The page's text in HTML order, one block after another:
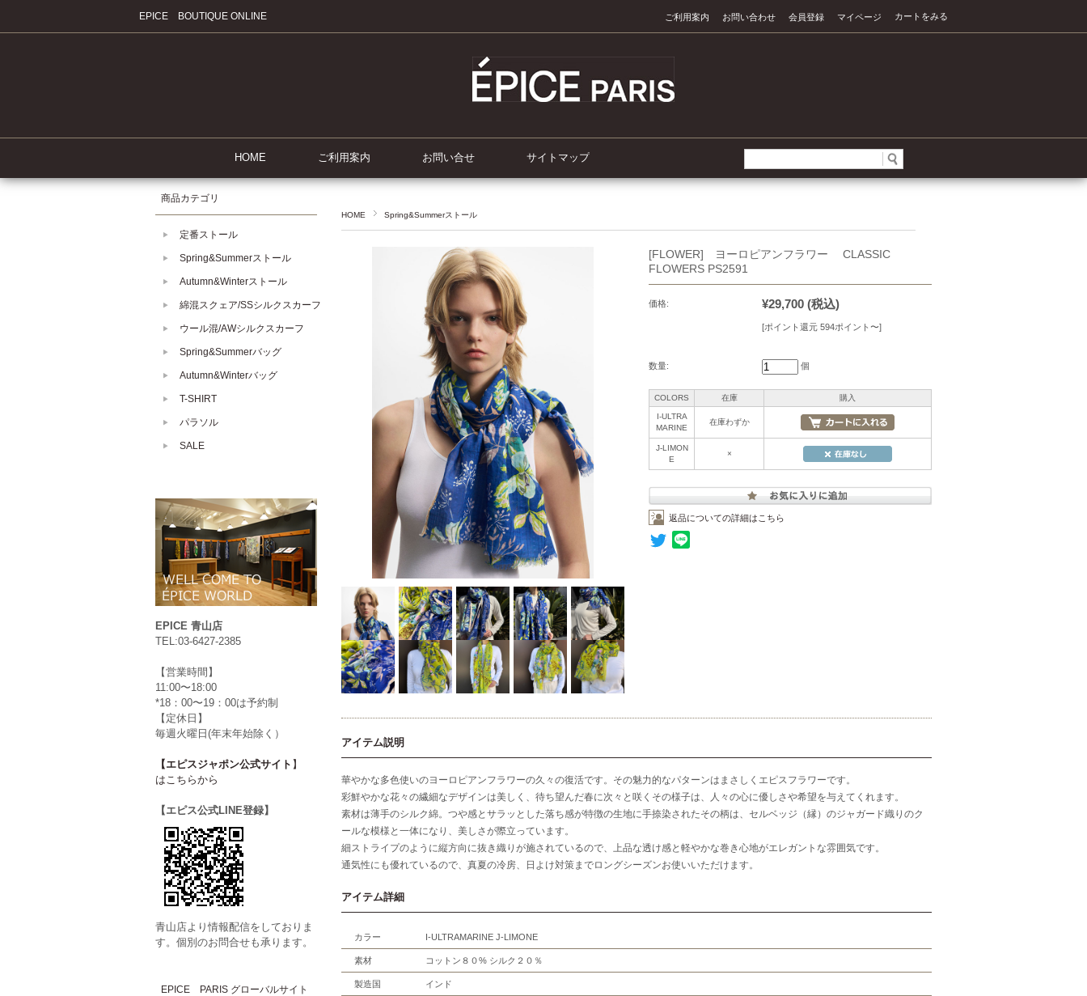
EPICE BOUTIQUE ONLINE カートをみる
マイページ
会員登録
お問い合わせ
ご利用案内
HOME ご利用案内 お問い合せ サイトマップ
HOME Spring&Summerストール
[FLOWER] ヨーロピアンフラワー CLASSIC
FLOWERS PS2591
価格: ¥29,700 (税込)
[ポイント還元 594ポイント〜]
数量: 個
COLORS 在庫 購入
I-ULTRA
MARINE
在庫わずか
J-LIMON
E
×
返品についての詳細はこちら
アイテム説明
華やかな多色使いのヨーロピアンフラワーの久々の復活です。その魅力的なパターンはまさしくエピスフラワーです。
彩鮮やかな花々の繊細なデザインは美しく、待ち望んだ春に次々と咲くその様子は、人々の心に優しさや希望を与えてくれます。
素材は薄手のシルク綿。つや感とサラッとした落ち感が特徴の生地に手捺染されたその柄は、セルベッジ（縁）のジャガード織りのク
ールな模様と一体になり、美しさが際立っています。
細ストライプのように縦方向に抜き織りが施されているので、上品な透け感と軽やかな巻き心地がエレガントな雰囲気です。
通気性にも優れているので、真夏の冷房、日よけ対策までロングシーズンお使いいただけます。
アイテム詳細
カラー I-ULTRAMARINE J-LIMONE
素材 コットン８０% シルク２０％
製造国 インド
商品カテゴリ
定番ストール
Spring&Summerストール
Autumn&Winterストール
綿混スクェア/SSシルクスカーフ
ウール混/AWシルクスカーフ
Spring&Summerバッグ
Autumn&Winterバッグ
T-SHIRT
パラソル
SALE
EPICE 青山店
TEL:03-6427-2385
【営業時間】
11:00〜18:00
*18：00〜19：00は予約制
【定休日】
毎週火曜日(年末年始除く）
【エピスジャポン公式サイト 】
はこちらから
【エピス公式LINE登録】
青山店より情報配信をしておりま
す。個別のお問合せも承ります。
EPICE PARIS グローバルサイト